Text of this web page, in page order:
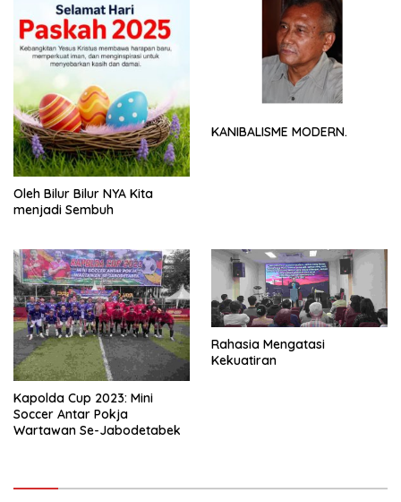
Oleh Bilur Bilur NYA Kita
menjadi Sembuh
KANIBALISME MODERN.
Kapolda Cup 2023: Mini
Soccer Antar Pokja
Wartawan Se-Jabodetabek
Rahasia Mengatasi
Kekuatiran